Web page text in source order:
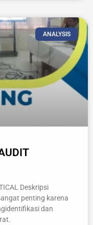
ANALYSIS
Deskripsi
penting karena
dan